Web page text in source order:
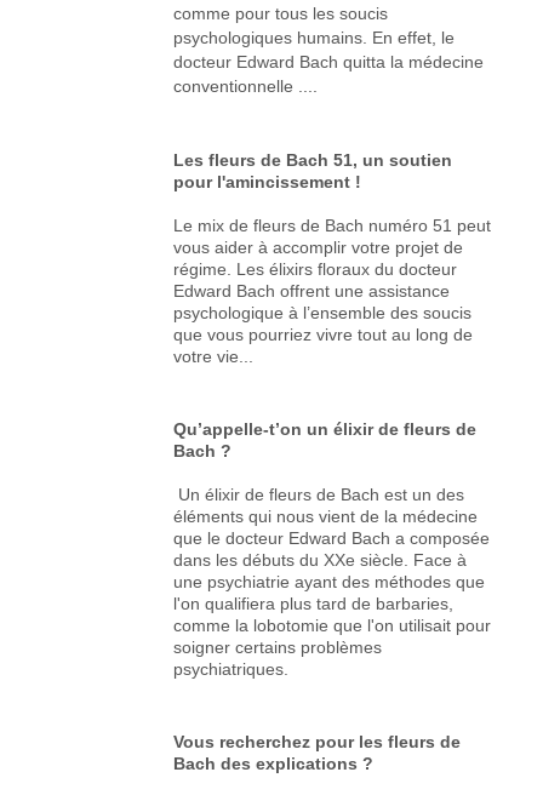
comme pour tous les soucis
psychologiques humains. En effet, le
docteur Edward Bach quitta la médecine
conventionnelle ....
Les fleurs de Bach 51, un soutien
pour l'amincissement !
Le mix de fleurs de Bach numéro 51 peut
vous aider à accomplir votre projet de
régime. Les élixirs floraux du docteur
Edward Bach offrent une assistance
psychologique à l’ensemble des soucis
que vous pourriez vivre tout au long de
votre vie...
Qu’appelle-t’on un élixir de fleurs de
Bach ?
Un élixir de fleurs de Bach est un des
éléments qui nous vient de la médecine
que le docteur Edward Bach a composée
dans les débuts du XXe siècle. Face à
une psychiatrie ayant des méthodes que
l'on qualifiera plus tard de barbaries,
comme la lobotomie que l'on utilisait pour
soigner certains problèmes
psychiatriques.
Vous recherchez pour les fleurs de
Bach des explications ?